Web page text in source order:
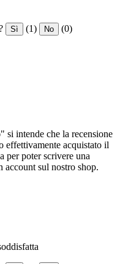
Sì (1) No (0)
intende che la recensione
effettivamente acquistato il
per poter scrivere una
account sul nostro shop.